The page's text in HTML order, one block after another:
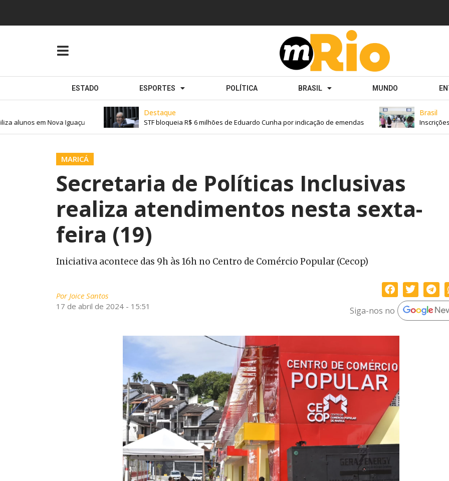
ESTADO ESPORTES POLÍTICA BRASIL MUNDO
Destaque
STF bloqueia R$ 6 milhões de Eduardo Cunha por indicação de emendas
Brasil
Inscrições
em Nova Iguaçu
MARICÁ
Secretaria de Políticas Inclusivas
realiza atendimentos nesta sexta-
feira (19)
Iniciativa acontece das 9h às 16h no Centro de Comércio Popular (Cecop)
PorJoice Santos
17 de abril de 2024 - 15:51
Siga-nos no